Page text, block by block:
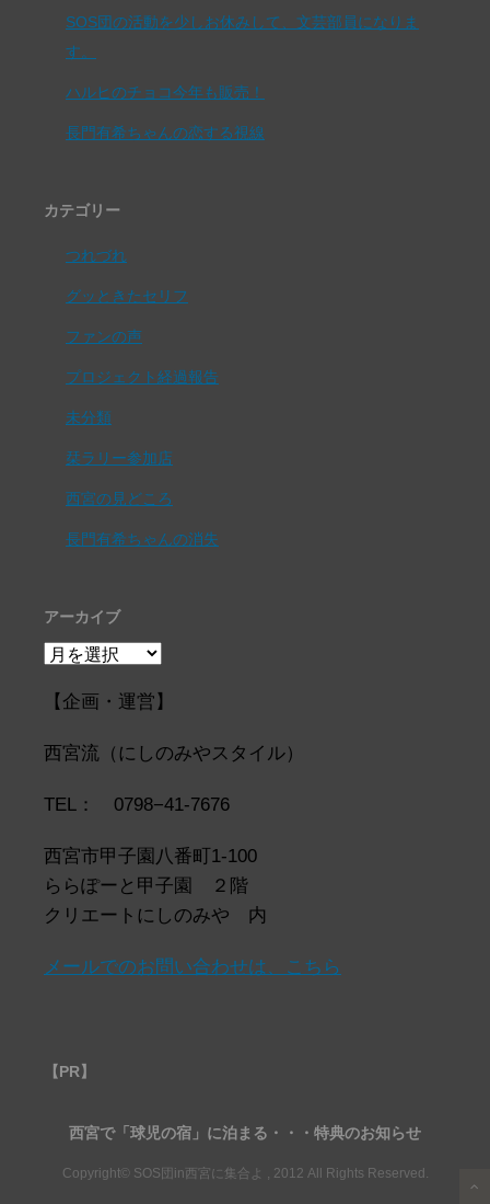
SOS団の活動を少しお休みして、文芸部員になりま
す。
ハルヒのチョコ今年も販売！
長門有希ちゃんの恋する視線
カテゴリー
つれづれ
グッときたセリフ
ファンの声
プロジェクト経過報告
未分類
栞ラリー参加店
西宮の見どころ
長門有希ちゃんの消失
アーカイブ
ア
カ
ブ
【企画・運営】
西宮流（にしのみやスタイル）
TEL： 0798−41-7676
西宮市甲子園八番町1-100
ららぽーと甲子園 ２階
クリエートにしのみや 内
メールでのお問い合わせは、こちら
【PR】
西宮で「球児の宿」に泊まる・・・特典のお知らせ
Copyright© SOS団in西宮に集合よ , 2012 All Rights Reserved.